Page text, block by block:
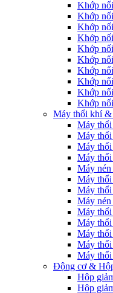
Khớp
Khớp
Khớp
Khớp
Khớp
Khớp
Khớp
Khớp
Khớp
Khớp
Máy thổi khí &
Máy thổi
Máy thổi
Máy
Máy thổi
Máy
Máy
Máy
Máy
Máy
Máy
Máy
Máy
Máy
Động cơ &
Hộp
Hộp